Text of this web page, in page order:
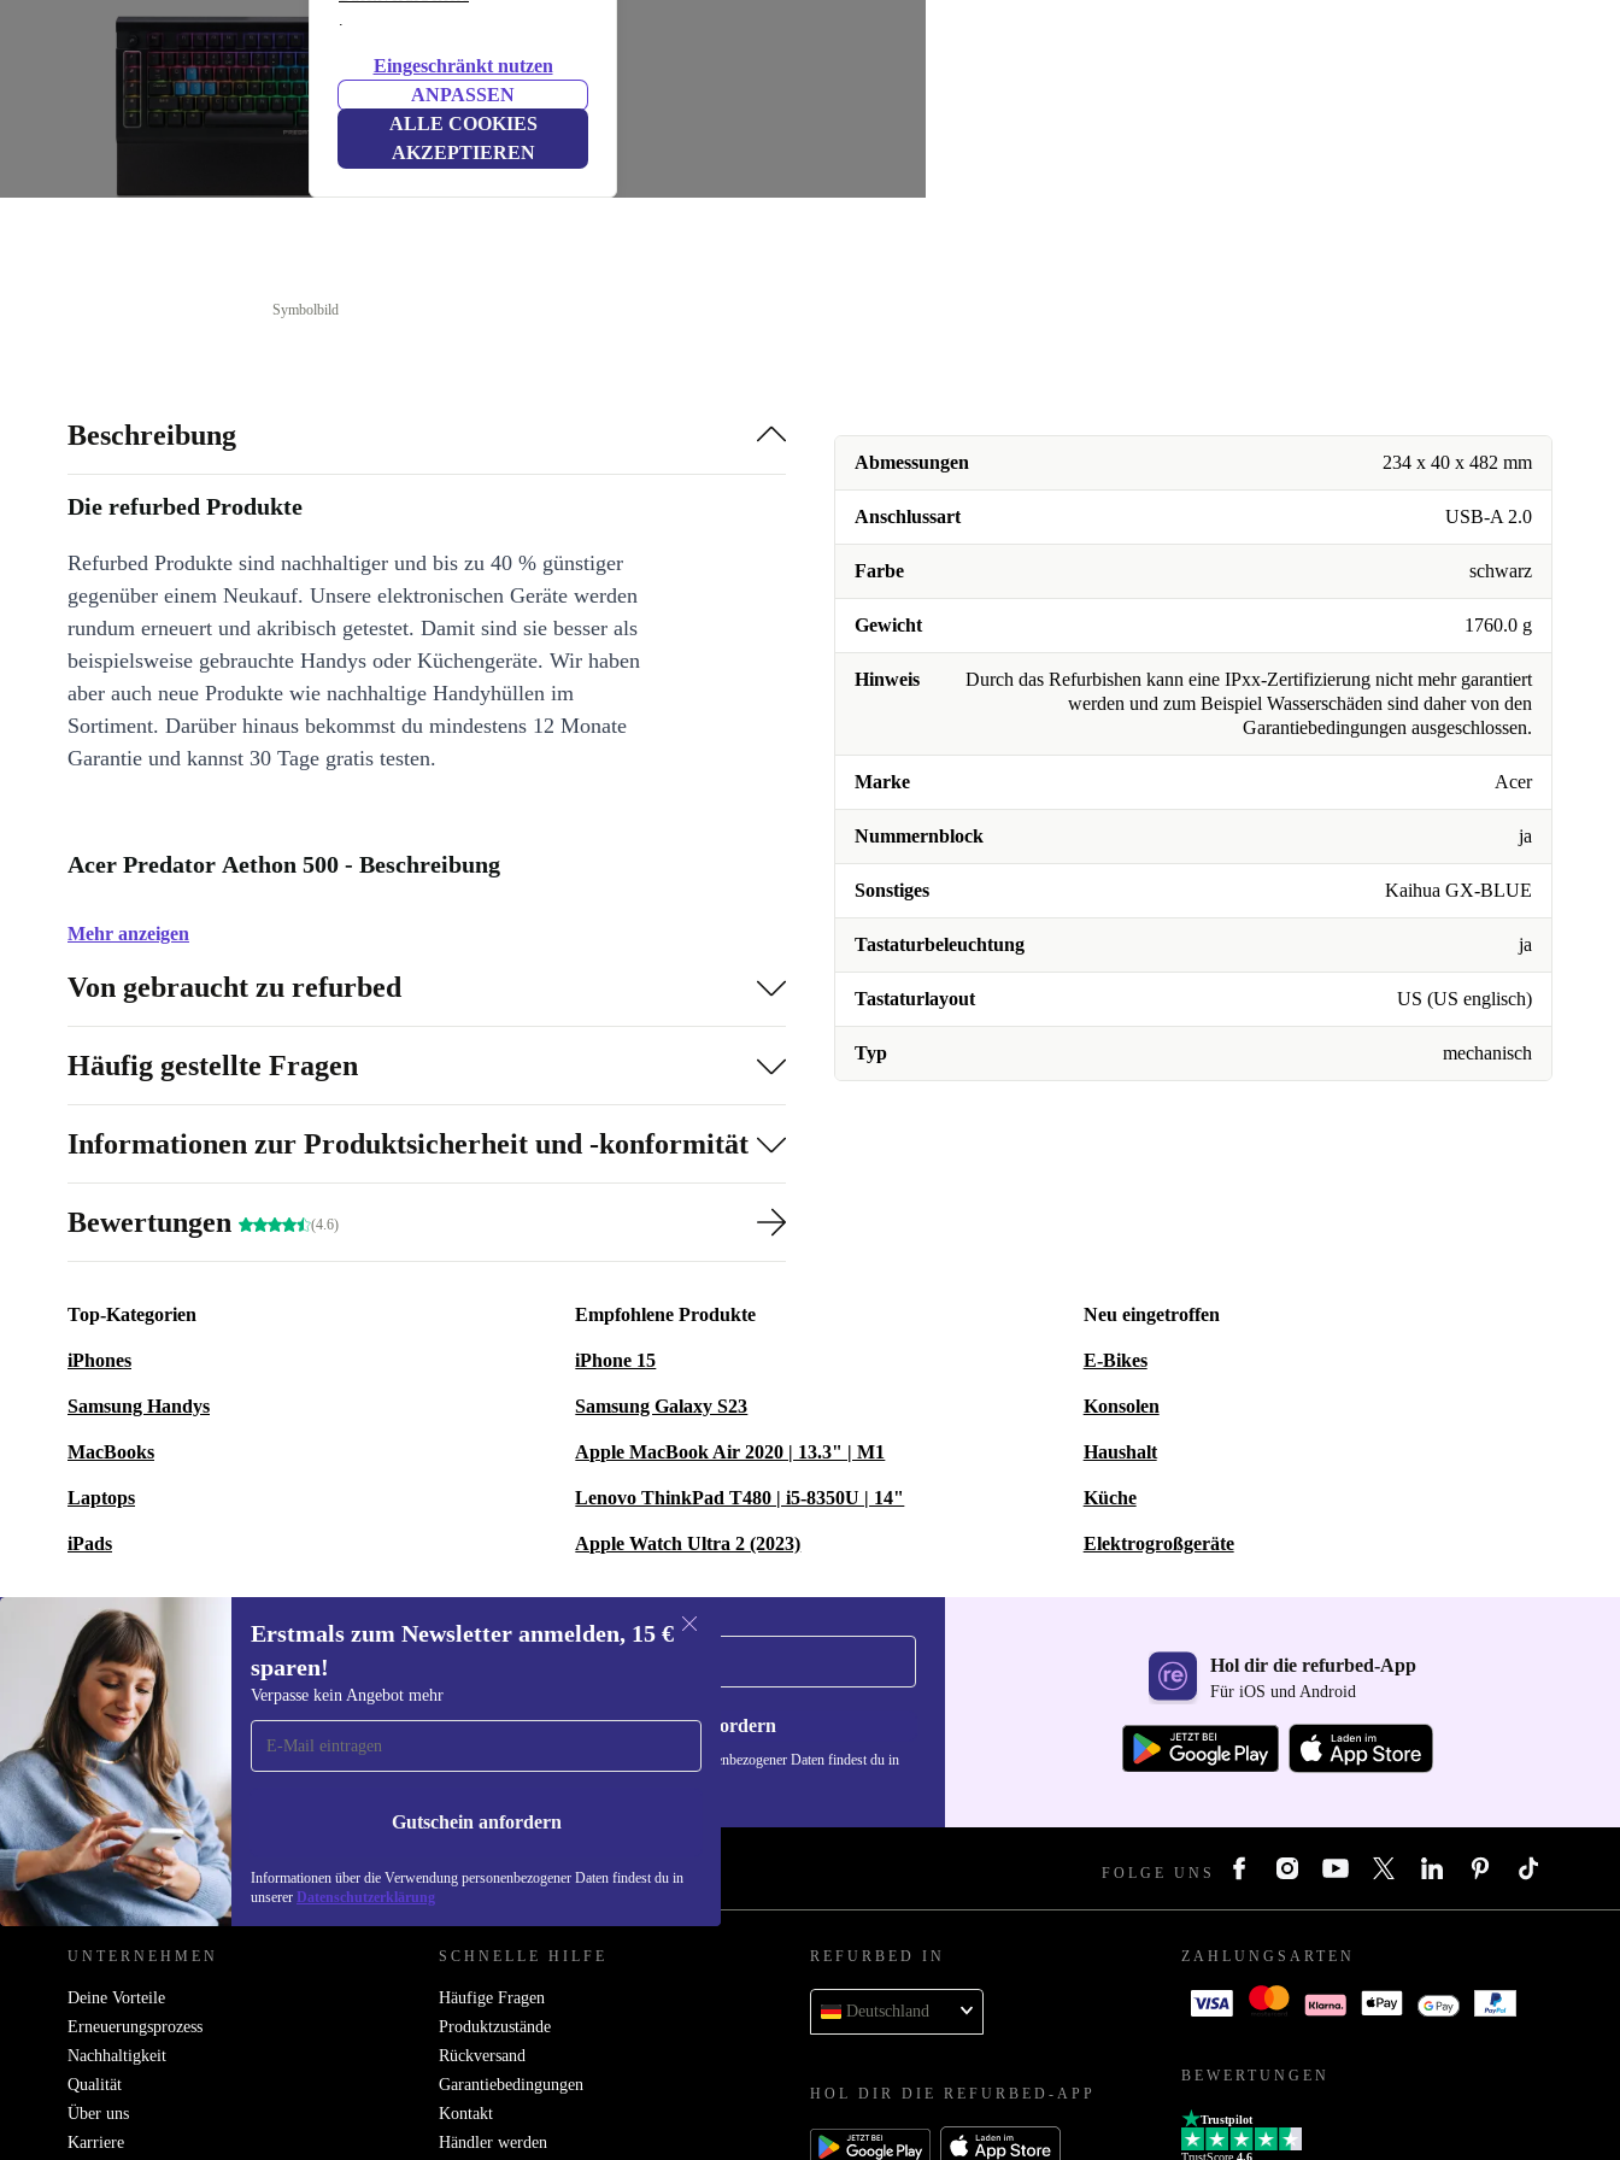
.
Eingeschränkt nutzen
ANPASSEN
ALLE COOKIES
AKZEPTIEREN
Symbolbild
Abmessungen 234 x 40 x 482 mm
Anschlussart USB-A 2.0
Farbe schwarz
Gewicht 1760.0 g
Hinweis
Durch das Refurbishen kann eine IPxx-Zertifizierung nicht mehr garantiert
werden und zum Beispiel Wasserschäden sind daher von den
Garantiebedingungen ausgeschlossen.
Marke Acer
Nummernblock ja
Sonstiges Kaihua GX-BLUE
Tastaturbeleuchtung ja
Tastaturlayout US (US englisch)
Typ mechanisch
Beschreibung
Die refurbed Produkte
Refurbed Produkte sind nachhaltiger und bis zu 40 % günstiger
gegenüber einem Neukauf. Unsere elektronischen Geräte werden
rundum erneuert und akribisch getestet. Damit sind sie besser als
beispielsweise gebrauchte Handys oder Küchengeräte. Wir haben
aber auch neue Produkte wie nachhaltige Handyhüllen im
Sortiment. Darüber hinaus bekommst du mindestens 12 Monate
Garantie und kannst 30 Tage gratis testen.
Acer Predator Aethon 500 - Beschreibung
Mehr anzeigen
Von gebraucht zu refurbed
Häufig gestellte Fragen
Informationen zur Produktsicherheit und -konformität
Bewertungen (4.6)
Top-Kategorien
iPhones
Samsung Handys
MacBooks
Laptops
iPads
Empfohlene Produkte
iPhone 15
Samsung Galaxy S23
Apple MacBook Air 2020 | 13.3" | M1
Lenovo ThinkPad T480 | i5-8350U | 14"
Apple Watch Ultra 2 (2023)
Neu eingetroffen
E-Bikes
Konsolen
Haushalt
Küche
Elektrogroßgeräte
Erstmals zum Newsletter anmelden, 15 €
sparen!
Verpasse kein Angebot mehr
Gutschein anfordern
Informationen über die Verwendung personenbezogener Daten findest du in
unserer Datenschutzerklärung
Erstmals zum Newsletter
anmelden, 15 € sparen!
Verpasse kein Angebot mehr.
Gutschein anfordern
Informationen über die Verwendung personenbezogener Daten findest du in
Hol dir die refurbed-App
Für iOS und Android
REFURBED DEUTSCHLAND - RETHINK NEW. FOLGE UNS
UNTERNEHMEN
Deine Vorteile
Erneuerungsprozess
Nachhaltigkeit
Qualität
Über uns
Karriere
SCHNELLE HILFE
Häufige Fragen
Produktzustände
Rückversand
Garantiebedingungen
Kontakt
Händler werden
REFURBED IN
Deutschland
HOL DIR DIE REFURBED-APP
ZAHLUNGSARTEN
BEWERTUNGEN
Trustpilot
TrustScore 4.6